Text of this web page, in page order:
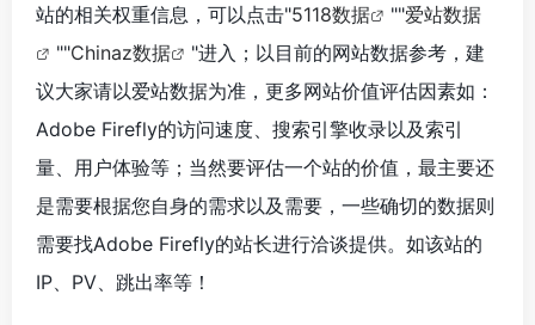
站的相关权重信息，可以点击"5118数据 ""爱站数据
""Chinaz数据
"进入；以目前的网站数据参考，建
议大家请以爱站数据为准，更多网站价值评估因素如：
Adobe Firefly的访问速度、搜索引擎收录以及索引
量、用户体验等；当然要评估一个站的价值，最主要还
是需要根据您自身的需求以及需要，一些确切的数据则
需要找Adobe Firefly的站长进行洽谈提供。如该站的
IP、PV、跳出率等！